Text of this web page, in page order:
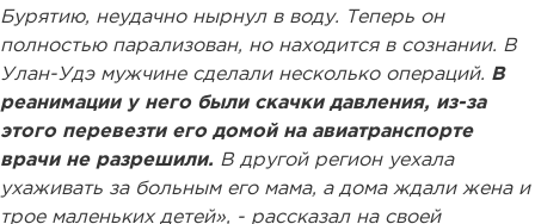
Бурятию, неудачно нырнул в воду. Теперь он
полностью парализован, но находится в сознании. В
Улан-Удэ мужчине сделали несколько операций. В
реанимации у него были скачки давления, из-за
этого перевезти его домой на авиатранспорте
врачи не разрешили. В другой регион уехала
ухаживать за больным его мама, а дома ждали жена и
трое маленьких детей», - рассказал на своей